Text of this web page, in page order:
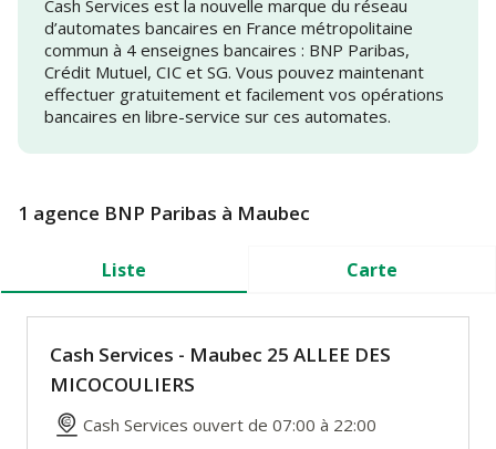
Cash Services est la nouvelle marque du réseau
d’automates bancaires en France métropolitaine
commun à 4 enseignes bancaires : BNP Paribas,
Crédit Mutuel, CIC et SG. Vous pouvez maintenant
effectuer gratuitement et facilement vos opérations
bancaires en libre-service sur ces automates.
1 agence BNP Paribas à Maubec
Liste Carte
Cash Services - Maubec 25 ALLEE DES
MICOCOULIERS
Cash Services ouvert de 07:00 à 22:00